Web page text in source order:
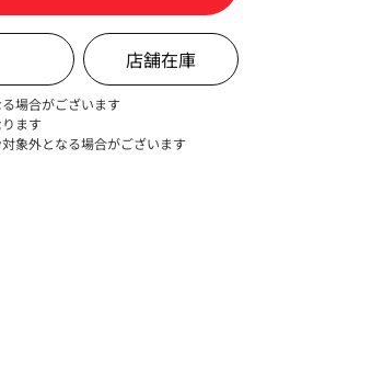
店舗在庫
場合がございます
ます
象外となる場合がございます